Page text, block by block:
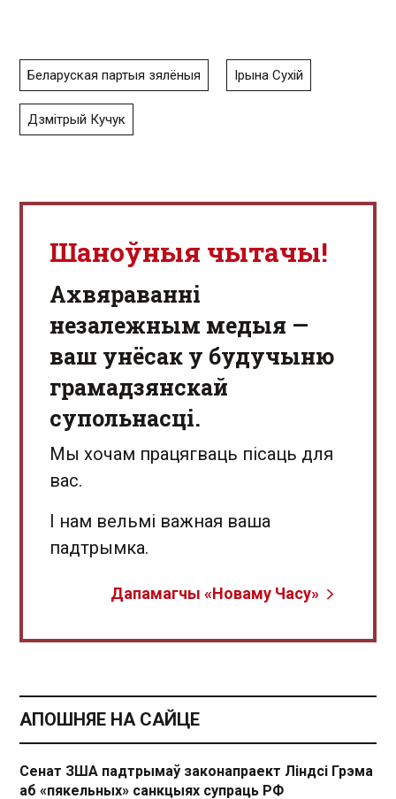
Беларуская партыя зялёныя Ірына Сухій
Дзмітрый Кучук
Шаноўныя чытачы!
Aхвяраванні
незалежным медыя —
ваш унёсак у будучыню
грамадзянскай
супольнасці.
Мы хочам працягваць пісаць для
вас.
І нам вельмі важная ваша
падтрымка.
Дапамагчы «Новаму Часу»
АПОШНЯЕ НА САЙЦЕ
Сенат ЗША падтрымаў законапраект Ліндсі Грэма
аб «пякельных» санкцыях супраць РФ